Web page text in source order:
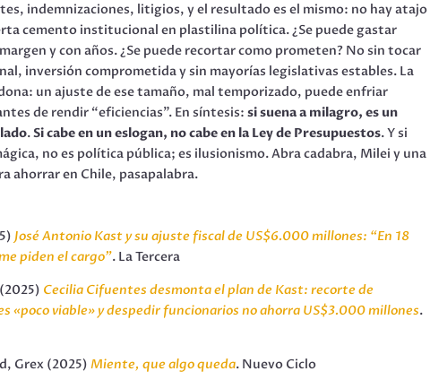
indemnizaciones, litigios, y el resultado es el mismo: no hay atajo
cemento institucional en plastilina política. ¿Se puede gastar
y con años. ¿Se puede recortar como prometen? No sin tocar
inversión comprometida y sin mayorías legislativas estables. La
un ajuste de ese tamaño, mal temporizado, puede enfriar
de rendir “eficiencias”. En síntesis:si suena a milagro, es un
.Si cabe en un eslogan, no cabe en la Ley de Presupuestos. Y si
no es política pública; es ilusionismo. Abra cadabra, Milei y una
ahorrar en Chile, pasapalabra.
José Antonio Kast y su ajuste fiscal de US$6.000 millones: “En 18
piden el cargo”. La Tercera
(2025) Cecilia Cifuentes desmonta el plan de Kast: recorte de
«poco viable» y despedir funcionarios no ahorra US$3.000 millones.
Grex (2025) Miente, que algo queda. Nuevo Ciclo